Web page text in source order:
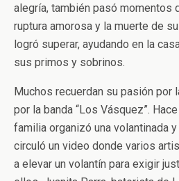
alegría, también pasó momentos
ruptura amorosa y la muerte de
logró superar, ayudando en la
sus primos y sobrinos.
Muchos recuerdan su pasión por
por la banda “Los Vásquez”.
familia organizó una volantinada
circuló un video donde varios
a elevar un volantín para exigir